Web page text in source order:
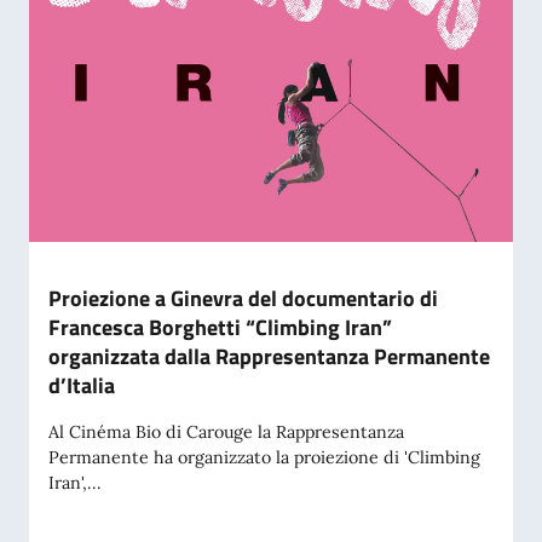
Proiezione a Ginevra del documentario di
Francesca Borghetti “Climbing Iran”
organizzata dalla Rappresentanza Permanente
d’Italia
Al Cinéma Bio di Carouge la Rappresentanza
Permanente ha organizzato la proiezione di 'Climbing
Iran',...